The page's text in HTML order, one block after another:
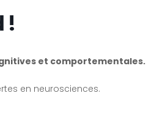
!
et comportementales.
en neurosciences.